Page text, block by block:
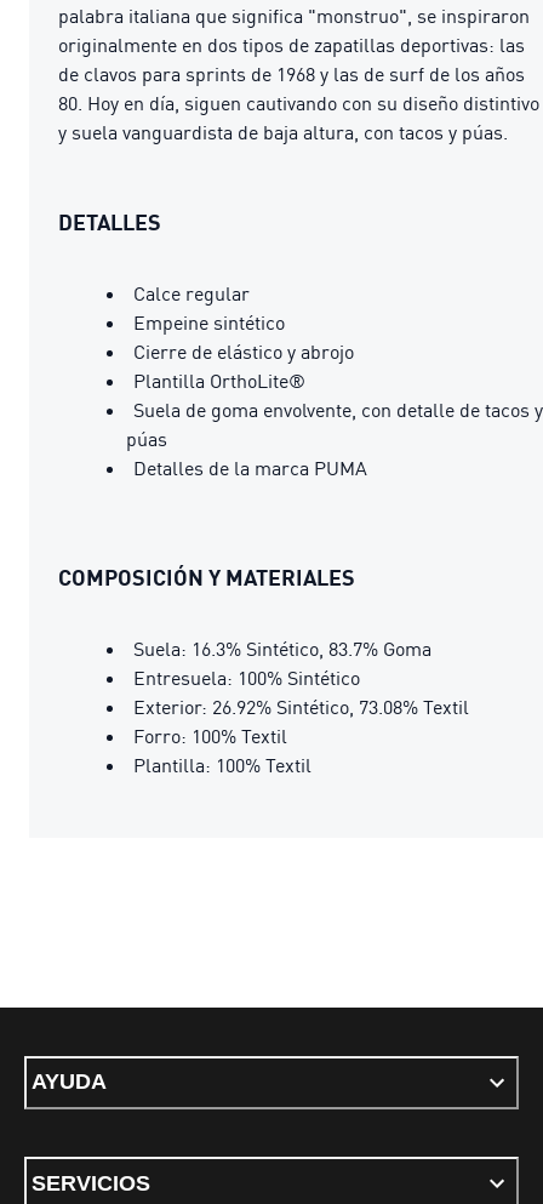
palabra italiana que significa "monstruo", se inspiraron
originalmente en dos tipos de zapatillas deportivas: las
de clavos para sprints de 1968 y las de surf de los años
80. Hoy en día, siguen cautivando con su diseño distintivo
y suela vanguardista de baja altura, con tacos y púas.
DETALLES
Calce regular
Empeine sintético
Cierre de elástico y abrojo
Plantilla OrthoLite®
Suela de goma envolvente, con detalle de tacos y
púas
Detalles de la marca PUMA
COMPOSICIÓN Y MATERIALES
Suela: 16.3% Sintético, 83.7% Goma
Entresuela: 100% Sintético
Exterior: 26.92% Sintético, 73.08% Textil
Forro: 100% Textil
Plantilla: 100% Textil
AYUDA
SERVICIOS